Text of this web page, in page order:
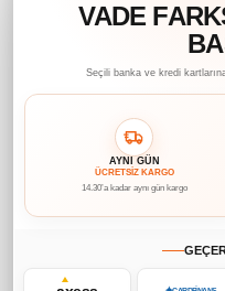
VADE
Seçili banka ve kredi
AYNI GÜN
ÜCRETSİZ KARGO
14.30’a kadar aynı gün kargo